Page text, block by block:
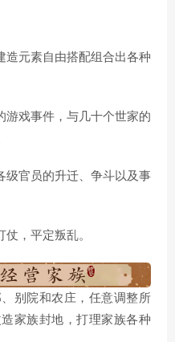
造元素自由搭配组合出各种
游戏事件，与几十个世家的
级官员的升迁、争斗以及事
，平定叛乱。
别院和农庄，任意调整所
家族封地，打理家族各种